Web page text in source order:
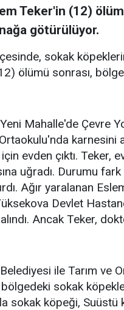
Teker'in (12)
götürülüyor.
sokak
ölümü sonrası,
Mahalle'de Çevre
karnesini
evden çıktı. Teker,
uğradı. Durumu
Ağır yaralanan
Devlet
Ancak Teker,
Belediyesi ile Tarım ve
bölgedeki sokak
sokak köpeği, Suüstü